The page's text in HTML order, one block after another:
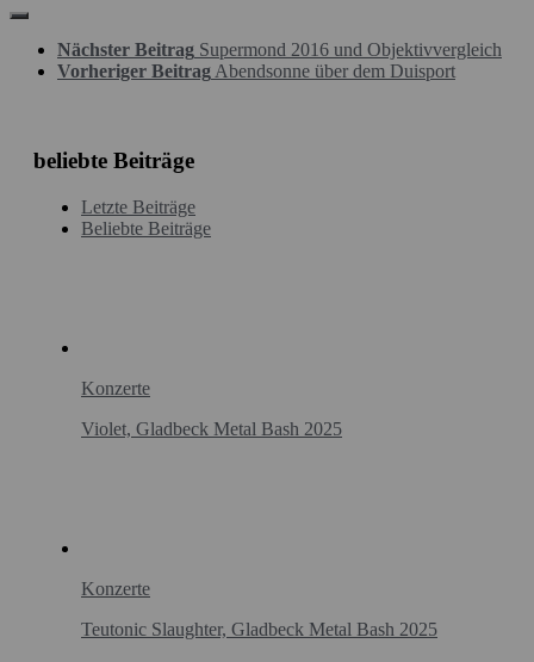
Nächster Beitrag Supermond 2016 und Objektivvergleich
Vorheriger Beitrag Abendsonne über dem Duisport
beliebte Beiträge
Letzte Beiträge
Beliebte Beiträge
Konzerte
Violet, Gladbeck Metal Bash 2025
Konzerte
Teutonic Slaughter, Gladbeck Metal Bash 2025